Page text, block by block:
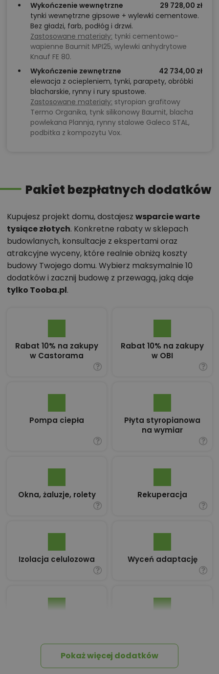
Wykończenie wewnętrzne
29 728,00 zł
tynki wewnętrzne gipsowe + wylewki cementowe.
Bez gładzi, farb, podłóg i drzwi.
Zastosowane materiały: tynki cementowo-
wapienne Baumit MPI25, wylewki anhydrytowe
Knauf FE 80.
Wykończenie zewnętrzne
42 734,00 zł
elewacja z ociepleniem, tynki, parapety, obróbki
blacharskie, rynny i rury spustowe.
Zastosowane materiały: styropian grafitowy
Termo Organika, tynk silikonowy Baumit, blacha
powlekana Plannja, rynny stalowe Galeco STAL,
podbitka z kompozytu Vox.
Pakiet bezpłatnych dodatków
Kupujesz projekt domu, dostajesz wsparcie warte
tysiące złotych. Konkretne rabaty w sklepach
budowlanych, konsultacje z ekspertami oraz
atrakcyjne wyceny, które realnie obniżą koszty
budowy Twojego domu. Wybierz maksymalnie 10
dodatków i zacznij budowę z przewagą, jaką daje
tylko Tooba.pl.
Rabat 10% na zakupy
w Castorama
Rabat 10% na zakupy
w OBI
Pompa ciepła
Płyta styropianowa
na wymiar
Okna, żaluzje, rolety Rekuperacja
Izolacja celulozowa Wyceń adaptację
Pokaż więcej dodatków